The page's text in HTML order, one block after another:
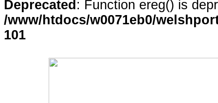
Deprecated : Function ereg() is
/www/htdocs/w0071eb0/
101